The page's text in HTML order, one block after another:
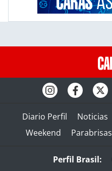
Diario Perfil Noticias
Weekend
Parabrisas
Perfil Brasil: